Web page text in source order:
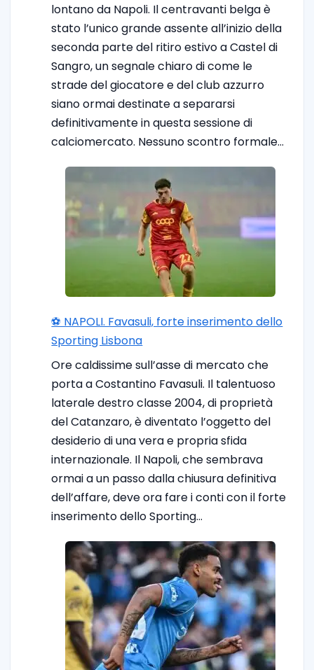
lontano da Napoli. Il centravanti belga è
stato l’unico grande assente all’inizio della
seconda parte del ritiro estivo a Castel di
Sangro, un segnale chiaro di come le
strade del giocatore e del club azzurro
siano ormai destinate a separarsi
definitivamente in questa sessione di
calciomercato. Nessuno scontro formale…
⚽️ NAPOLI. Favasuli, forte inserimento dello
Sporting Lisbona
Ore caldissime sull’asse di mercato che
porta a Costantino Favasuli. Il talentuoso
laterale destro classe 2004, di proprietà
del Catanzaro, è diventato l’oggetto del
desiderio di una vera e propria sfida
internazionale. Il Napoli, che sembrava
ormai a un passo dalla chiusura definitiva
dell’affare, deve ora fare i conti con il forte
inserimento dello Sporting…